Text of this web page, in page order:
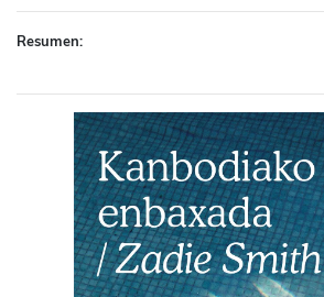
Resumen: